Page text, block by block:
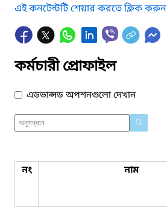
এই কনটেন্টটি শেয়ার করতে ক্লিক করুন
কর্মচারী প্রোফাইল
এডভান্সড অপশনগুলো দেখান
নং নাম